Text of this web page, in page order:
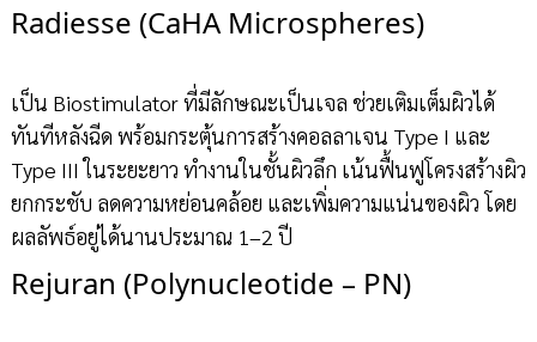
Radiesse (CaHA Microspheres)
เป็น Biostimulator ที่มีลักษณะเป็นเจล ช่วยเติมเต็มผิวได้
ทันทีหลังฉีด พร้อมกระตุ้นการสร้างคอลลาเจน Type I และ
Type III ในระยะยาว ทำงานในชั้นผิวลึก เน้นฟื้นฟูโครงสร้างผิว
ยกกระชับ ลดความหย่อนคล้อย และเพิ่มความแน่นของผิว โดย
ผลลัพธ์อยู่ได้นานประมาณ 1–2 ปี
Rejuran (Polynucleotide – PN)